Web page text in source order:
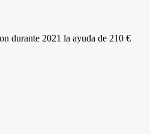
durante 2021 la ayuda de 210 €